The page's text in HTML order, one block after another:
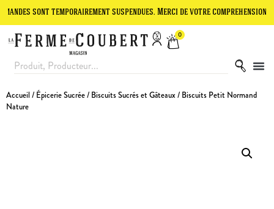
temporairement suspendues. Merci de votre compréhension. Le
0
Accueil / Épicerie Sucrée/ Biscuits Sucrés et Gâteaux / Biscuits Petit Normand
Nature